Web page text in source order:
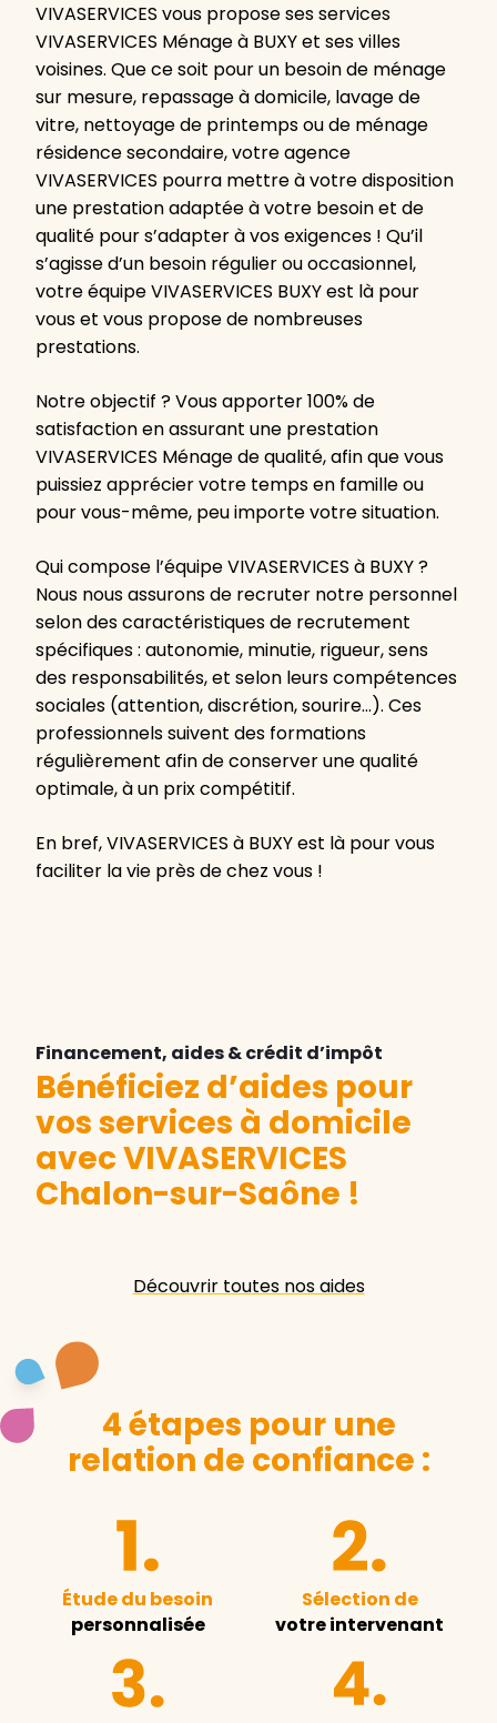
VIVASERVICES vous propose ses services
VIVASERVICES Ménage à BUXY et ses villes
voisines. Que ce soit pour un besoin de ménage
sur mesure, repassage à domicile, lavage de
vitre, nettoyage de printemps ou de ménage
résidence secondaire, votre agence
VIVASERVICES pourra mettre à votre disposition
une prestation adaptée à votre besoin et de
qualité pour s’adapter à vos exigences ! Qu’il
s’agisse d’un besoin régulier ou occasionnel,
votre équipe VIVASERVICES BUXY est là pour
vous et vous propose de nombreuses
prestations.
Notre objectif ? Vous apporter 100% de
satisfaction en assurant une prestation
VIVASERVICES Ménage de qualité, afin que vous
puissiez apprécier votre temps en famille ou
pour vous-même, peu importe votre situation.
Qui compose l’équipe VIVASERVICES à BUXY ?
Nous nous assurons de recruter notre personnel
selon des caractéristiques de recrutement
spécifiques : autonomie, minutie, rigueur, sens
des responsabilités, et selon leurs compétences
sociales (attention, discrétion, sourire…). Ces
professionnels suivent des formations
régulièrement afin de conserver une qualité
optimale, à un prix compétitif.
En bref, VIVASERVICES à BUXY est là pour vous
faciliter la vie près de chez vous !
Financement, aides & crédit d’impôt
Bénéficiez d’aides pour
vos services à domicile
avec VIVASERVICES
Chalon-sur-Saône !
Découvrir toutes nos aides
4 étapes pour une
relation de confiance :
Étude du besoin
personnalisée
Sélection de
votre intervenant